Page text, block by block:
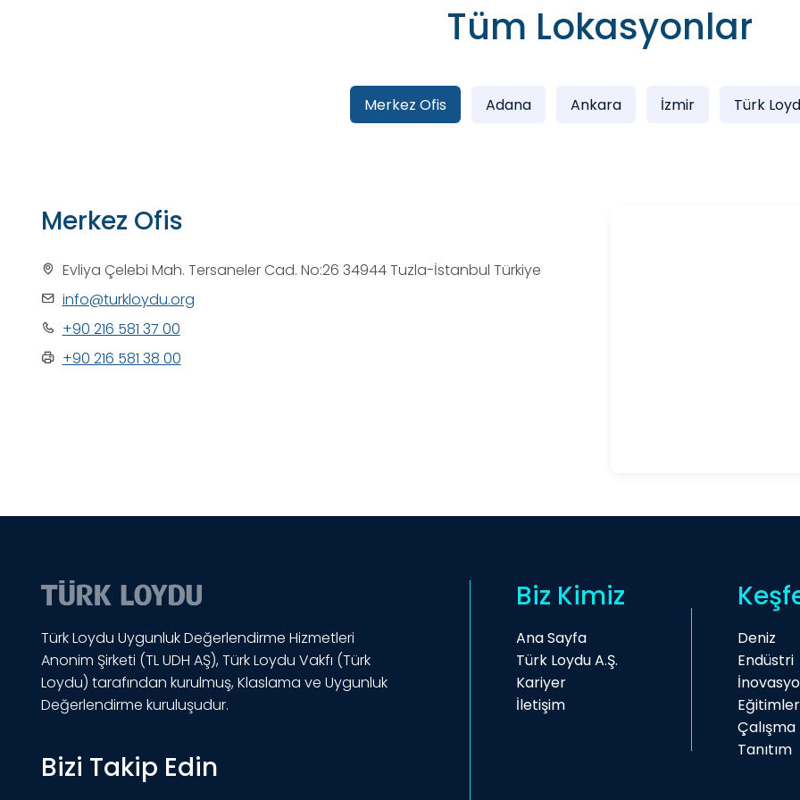
Tüm Lokasyonlar
Merkez Ofis Adana Ankara İzmir Türk
Merkez Ofis
Evliya Çelebi Mah. Tersaneler Cad. No:26 34944 Tuzla-İstanbul Türkiye
info@turkloydu.org
+90 216 581 37 00
+90 216 581 38 00
Türk Loydu Uygunluk Değerlendirme Hizmetleri
Anonim Şirketi (TL UDH AŞ), Türk Loydu Vakfı (Türk
Loydu) tarafından kurulmuş, Klaslama ve Uygunluk
Değerlendirme kuruluşudur.
Bizi Takip Edin
Biz Kimiz
Ana Sayfa
Türk Loydu A.Ş.
Kariyer
İletişim
Deniz
Endüstri
Eğitimler
Tanıtım